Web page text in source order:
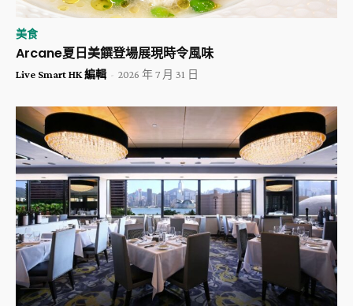
美食
Arcane夏日美饌登場展現時令風味
Live Smart HK 編輯 - 2026 年 7 月 31 日